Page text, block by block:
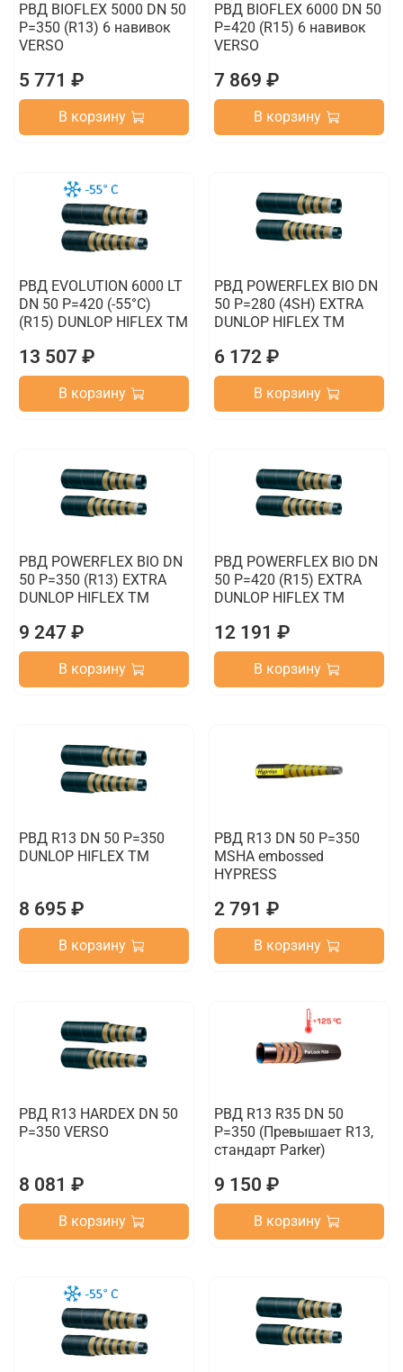
РВД BIOFLEX 5000 DN 50
P=350 (R13) 6 навивок
VERSO
5 771 ₽
В корзину
РВД BIOFLEX 6000 DN 50
P=420 (R15) 6 навивок
VERSO
7 869 ₽
В корзину
РВД EVOLUTION 6000 LT
DN 50 P=420 (-55°C)
(R15) DUNLOP HIFLEX TM
13 507 ₽
В корзину
РВД POWERFLEX BIO DN
50 P=280 (4SH) EXTRA
DUNLOP HIFLEX TM
6 172 ₽
В корзину
РВД POWERFLEX BIO DN
50 P=350 (R13) EXTRA
DUNLOP HIFLEX TM
9 247 ₽
В корзину
РВД POWERFLEX BIO DN
50 P=420 (R15) EXTRA
DUNLOP HIFLEX TM
12 191 ₽
В корзину
РВД R13 DN 50 P=350
DUNLOP HIFLEX TM
8 695 ₽
В корзину
РВД R13 DN 50 P=350
MSHA embossed
HYPRESS
2 791 ₽
В корзину
РВД R13 HARDEX DN 50
P=350 VERSO
8 081 ₽
В корзину
РВД R13 R35 DN 50
P=350 (Превышает R13,
стандарт Parker)
9 150 ₽
В корзину